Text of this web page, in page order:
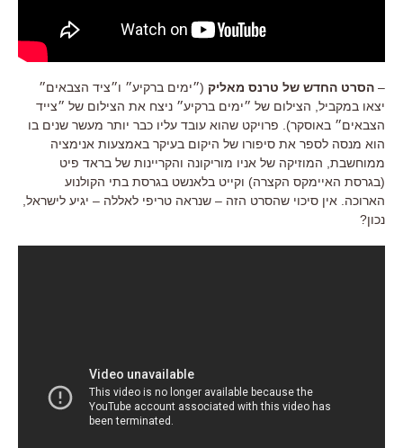
– הסרט החדש של טרנס מאליק (״ימים ברקיע״ ו״ציד הצבאים״
יצאו במקביל, הצילום של ״ימים ברקיע״ ניצח את הצילום של ״צייד
הצבאים״ באוסקר). פרויקט שהוא עובד עליו כבר יותר מעשר שנים בו
הוא מנסה לספר את סיפורו של היקום בעיקר באמצעות אנימציה
ממוחשבת, המוזיקה של אניו מוריקונה והקריינות של בראד פיט
(בגרסת האיימקס הקצרה) וקייט בלאנשט בגרסת בתי הקולנוע
הארוכה. אין סיכוי שהסרט הזה – שנראה טריפי לאללה – יגיע לישראל,
נכון?